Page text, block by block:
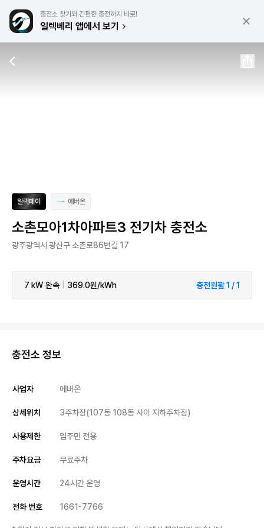
충전소 찾기와 간편한 충전까지 바로!
일렉베리 앱에서 보기
일렉페이 에버온
소촌모아1차아파트3 전기차 충전소
광주광역시 광산구 소촌로86번길 17
7 kW 완속 369.0원/kWh 충전원활 1 / 1
충전소 정보
사업자 에버온
상세위치 3주차장(107동 108동 사이 지하주차장)
사용제한 입주민 전용
주차요금 무료주차
운영시간 24시간 운영
전화 번호 1661-7766